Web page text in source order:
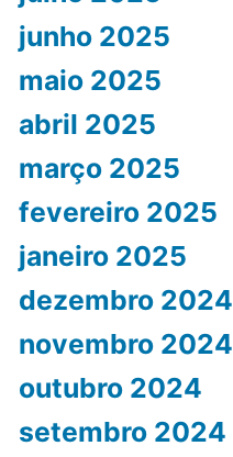
junho 2025
maio 2025
abril 2025
março 2025
fevereiro 2025
janeiro 2025
dezembro 2024
novembro 2024
outubro 2024
setembro 2024